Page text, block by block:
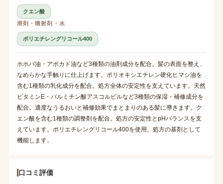
クエン酸
溶剤・噴射剤・水
ポリエチレングリコール400
ホホバ油・アボカド油など3種類の油剤成分を配合。髪の表面を整え、
なめらかな手触りに仕上げます。ポリオキシエチレン硬化ヒマシ油を
含む1種類の乳化成分を配合。処方全体の安定性を支えています。天然
ビタミンE・パルミチン酸アスコルビルなど3種類の保湿・補修成分を
配合。適度なうるおいと補修効果でまとまりのある髪に導きます。ク
エン酸を含む1種類の調整剤を配合。処方の安定性とpHバランスを支
えています。ポリエチレングリコール400を使用。処方の基剤として
機能します。
口コミ評価